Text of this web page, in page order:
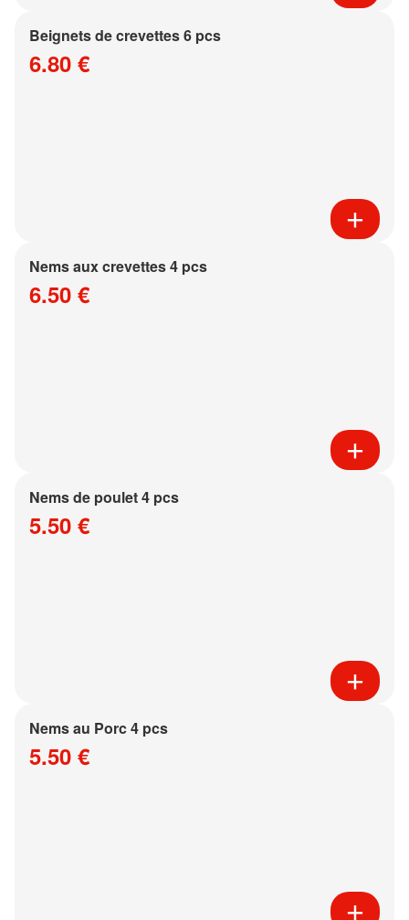
Beignets de crevettes 6 pcs
6.80 €
Nems aux crevettes 4 pcs
6.50 €
Nems de poulet 4 pcs
5.50 €
Nems au Porc 4 pcs
5.50 €